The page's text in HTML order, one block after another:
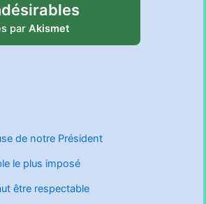
par Akismet
de notre Président
le plus imposé
être respectable